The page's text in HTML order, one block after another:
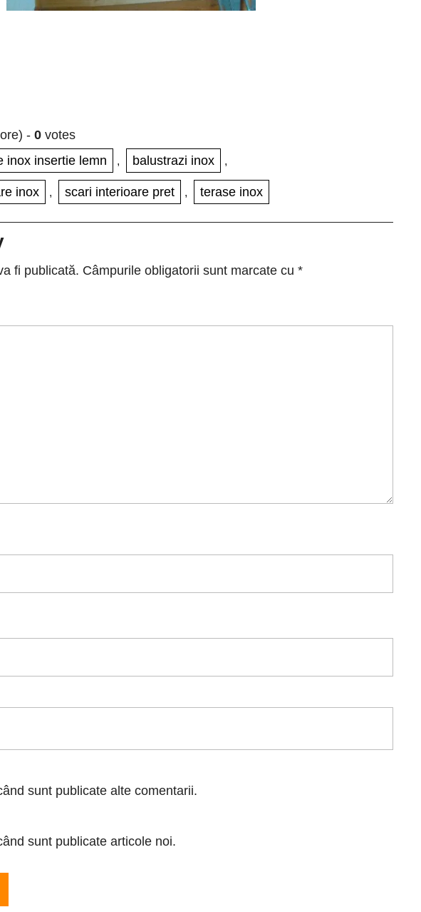
- 0 votes
inox insertie lemn , balustrazi inox ,
inox , scari interioare pret , terase inox
fi publicată. Câmpurile obligatorii sunt marcate cu *
sunt publicate alte comentarii.
sunt publicate articole noi.